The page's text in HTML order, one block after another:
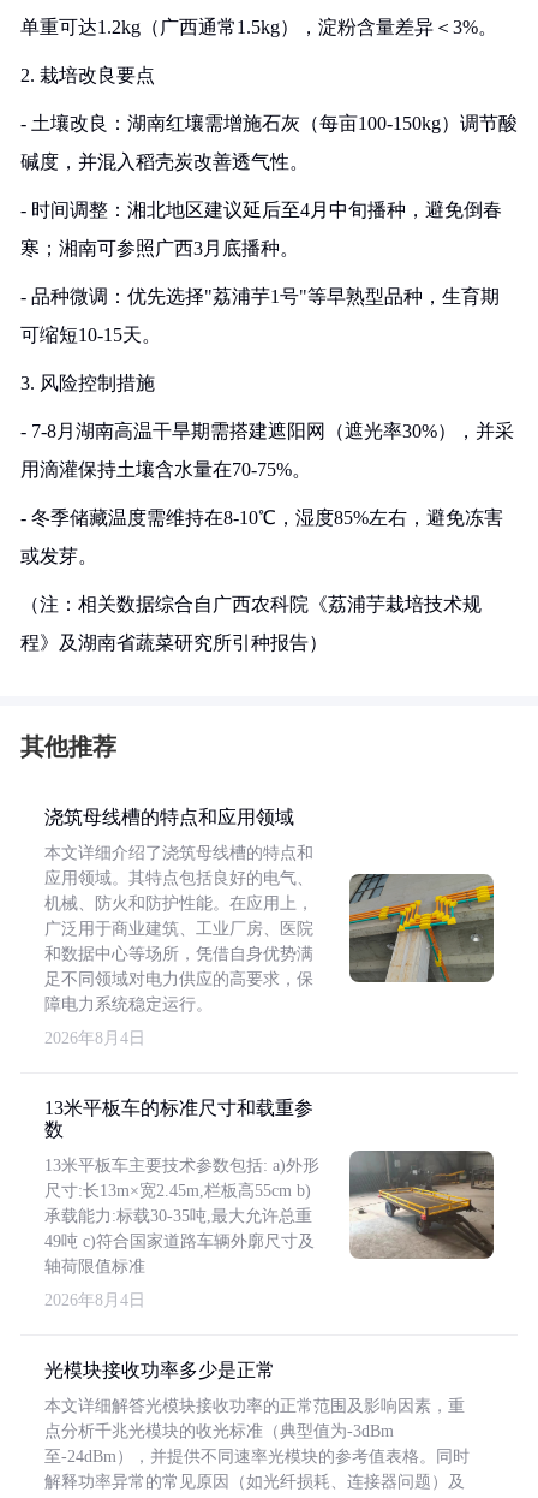
单重可达1.2kg（广西通常1.5kg），淀粉含量差异＜3%。
2. 栽培改良要点
- 土壤改良：湖南红壤需增施石灰（每亩100-150kg）调节酸
碱度，并混入稻壳炭改善透气性。
- 时间调整：湘北地区建议延后至4月中旬播种，避免倒春
寒；湘南可参照广西3月底播种。
- 品种微调：优先选择"荔浦芋1号"等早熟型品种，生育期
可缩短10-15天。
3. 风险控制措施
- 7-8月湖南高温干旱期需搭建遮阳网（遮光率30%），并采
用滴灌保持土壤含水量在70-75%。
- 冬季储藏温度需维持在8-10℃，湿度85%左右，避免冻害
或发芽。
（注：相关数据综合自广西农科院《荔浦芋栽培技术规
程》及湖南省蔬菜研究所引种报告）
其他推荐
浇筑母线槽的特点和应用领域
本文详细介绍了浇筑母线槽的特点和
应用领域。其特点包括良好的电气、
机械、防火和防护性能。在应用上，
广泛用于商业建筑、工业厂房、医院
和数据中心等场所，凭借自身优势满
足不同领域对电力供应的高要求，保
障电力系统稳定运行。
2026年8月4日
13米平板车的标准尺寸和载重参
数
13米平板车主要技术参数包括: a)外形
尺寸:长13m×宽2.45m,栏板高55cm b)
承载能力:标载30-35吨,最大允许总重
49吨 c)符合国家道路车辆外廓尺寸及
轴荷限值标准
2026年8月4日
光模块接收功率多少是正常
本文详细解答光模块接收功率的正常范围及影响因素，重
点分析千兆光模块的收光标准（典型值为-3dBm
至-24dBm），并提供不同速率光模块的参考值表格。同时
解释功率异常的常见原因（如光纤损耗、连接器问题）及